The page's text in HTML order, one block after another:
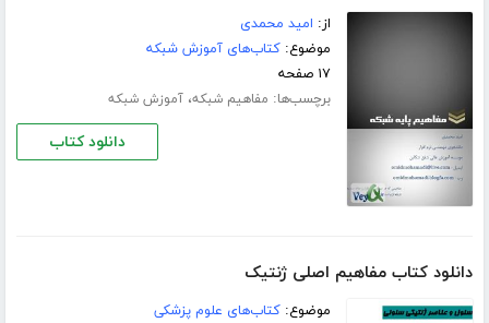
از: امید محمدی
موضوع:کتاب‌های آموزش شبکه
۱۷ صفحه
برچسب‌ها: مفاهیم شبکه،آموزش شبکه
دانلود کتاب
دانلود کتاب مفاهیم اصلی ژنتیک
موضوع:کتاب‌های علوم پزشکی